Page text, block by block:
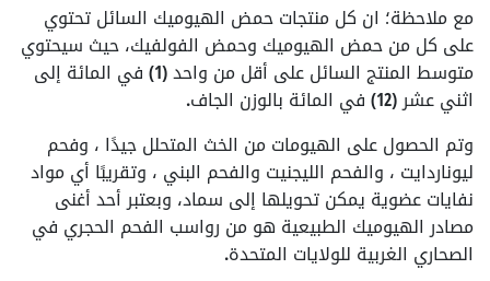
مع ملاحظة؛ ان كل منتجات حمض الهيوميك السائل تحتوي
على كل من حمض الهيوميك وحمض الفولفيك، حيث سيحتوي
متوسط ​​المنتج السائل على أقل من واحد (1) في المائة إلى
اثني عشر (12) في المائة بالوزن الجاف.
وتم الحصول على الهيومات من الخث المتحلل جيدًا ، وفحم
ليوناردايت ، والفحم الليجنيت والفحم البني ، وتقريبًا أي مواد
نفايات عضوية يمكن تحويلها إلى سماد، وبعتبر أحد أغنى
مصادر الهيوميك الطبيعية هو من رواسب الفحم الحجري في
الصحاري الغربية للولايات المتحدة.